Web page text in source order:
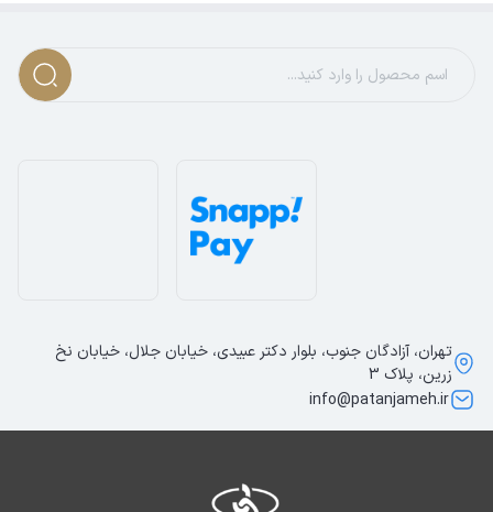
تهران، آزادگان جنوب، بلوار دکتر عبیدی، خیابان جلال، خیابان نخ
زرین، پلاک 3
info@patanjameh.ir